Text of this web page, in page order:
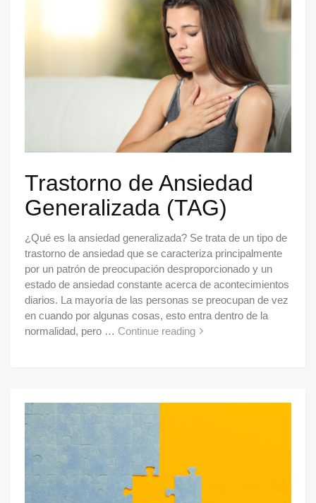
Trastorno de Ansiedad
Generalizada (TAG)
¿Qué es la ansiedad generalizada? Se trata de un tipo de
trastorno de ansiedad que se caracteriza principalmente
por un patrón de preocupación desproporcionado y un
estado de ansiedad constante acerca de acontecimientos
diarios. La mayoría de las personas se preocupan de vez
en cuando por algunas cosas, esto entra dentro de la
normalidad, pero … Continue reading